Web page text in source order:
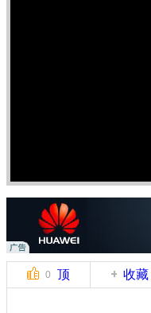
0 顶 收藏